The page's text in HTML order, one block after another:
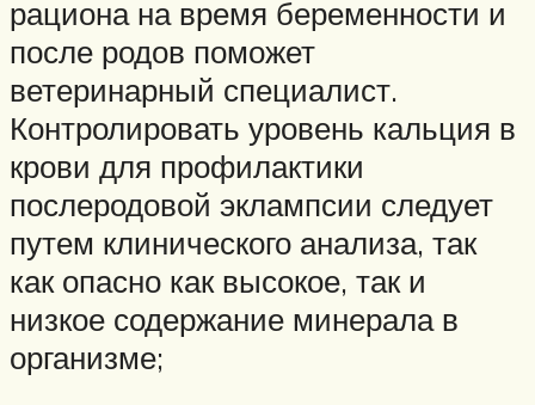
рациона на время беременности и
после родов поможет
ветеринарный специалист.
Контролировать уровень кальция в
крови для профилактики
послеродовой эклампсии следует
путем клинического анализа, так
как опасно как высокое, так и
низкое содержание минерала в
организме;